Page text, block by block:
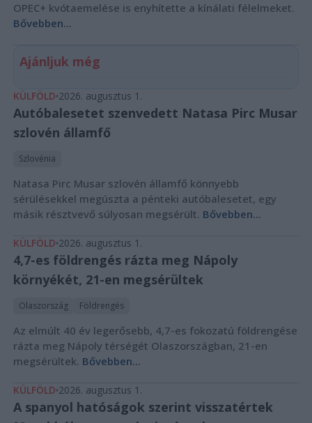
OPEC+ kvótaemelése is enyhítette a kínálati félelmeket.
Bővebben...
Ajánljuk még
KÜLFÖLD 2026. augusztus 1.
Autóbalesetet szenvedett Natasa Pirc Musar
szlovén államfő
Szlovénia
Natasa Pirc Musar szlovén államfő könnyebb
sérülésekkel megúszta a pénteki autóbalesetet, egy
másik résztvevő súlyosan megsérült. Bővebben...
KÜLFÖLD 2026. augusztus 1.
4,7-es földrengés rázta meg Nápoly
környékét, 21-en megsérültek
Olaszország Földrengés
Az elmúlt 40 év legerősebb, 4,7-es fokozatú földrengése
rázta meg Nápoly térségét Olaszországban, 21-en
megsérültek. Bővebben...
KÜLFÖLD 2026. augusztus 1.
A spanyol hatóságok szerint visszatértek